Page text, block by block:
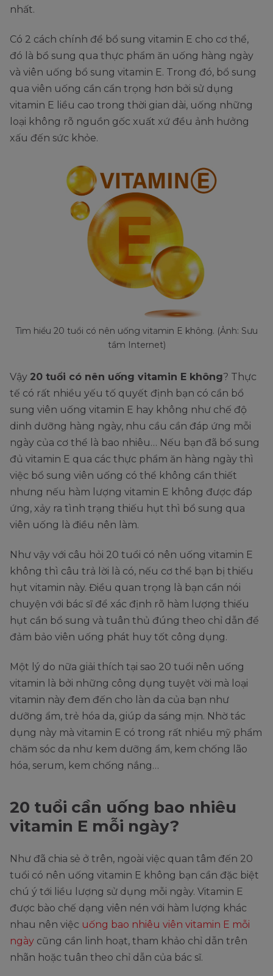
nhất.
Có 2 cách chính để bổ sung vitamin E cho cơ thể,
đó là bổ sung qua thực phẩm ăn uống hàng ngày
và viên uống bổ sung vitamin E. Trong đó, bổ sung
qua viên uống cần cẩn trọng hơn bởi sử dụng
vitamin E liều cao trong thời gian dài, uống những
loại không rõ nguồn gốc xuất xứ đều ảnh hưởng
xấu đến sức khỏe.
Tìm hiểu 20 tuổi có nên uống vitamin E không. (Ảnh: Sưu
tầm Internet)
Vậy 20 tuổi có nên uống vitamin E không? Thực
tế có rất nhiều yếu tố quyết định bạn có cần bổ
sung viên uống vitamin E hay không như chế độ
dinh dưỡng hàng ngày, nhu cầu cần đáp ứng mỗi
ngày của cơ thể là bao nhiêu… Nếu bạn đã bổ sung
đủ vitamin E qua các thực phẩm ăn hàng ngày thì
việc bổ sung viên uống có thể không cần thiết
nhưng nếu hàm lượng vitamin E không được đáp
ứng, xảy ra tình trạng thiếu hụt thì bổ sung qua
viên uống là điều nên làm.
Như vậy với câu hỏi 20 tuổi có nên uống vitamin E
không thì câu trả lời là có, nếu cơ thể bạn bị thiếu
hụt vitamin này. Điều quan trọng là bạn cần nói
chuyện với bác sĩ để xác định rõ hàm lượng thiếu
hụt cần bổ sung và tuân thủ đúng theo chỉ dẫn để
đảm bảo viên uống phát huy tốt công dụng.
Một lý do nữa giải thích tại sao 20 tuổi nên uống
vitamin là bởi những công dụng tuyệt vời mà loại
vitamin này đem đến cho làn da của bạn như
dưỡng ẩm, trẻ hóa da, giúp da sáng mịn. Nhờ tác
dụng này mà vitamin E có trong rất nhiều mỹ phẩm
chăm sóc da như kem dưỡng ẩm, kem chống lão
hóa, serum, kem chống nắng…
20 tuổi cần uống bao nhiêu
vitamin E mỗi ngày?
Như đã chia sẻ ở trên, ngoài việc quan tâm đến 20
tuổi có nên uống vitamin E không bạn cần đặc biệt
chú ý tới liều lượng sử dụng mỗi ngày. Vitamin E
được bào chế dạng viên nén với hàm lượng khác
nhau nên việc uống bao nhiêu viên vitamin E mỗi
ngày cũng cần linh hoạt, tham khảo chỉ dẫn trên
nhãn hoặc tuân theo chỉ dẫn của bác sĩ.